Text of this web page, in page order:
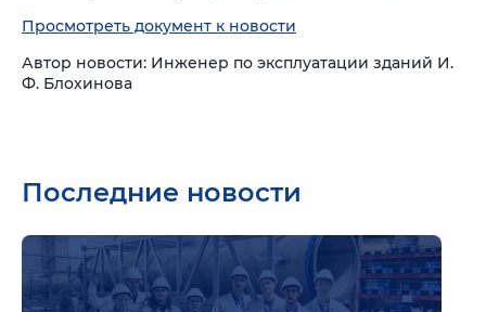
Просмотреть документ к новости
Автор новости: Инженер по эксплуатации зданий И.
Ф. Блохинова
Последние новости